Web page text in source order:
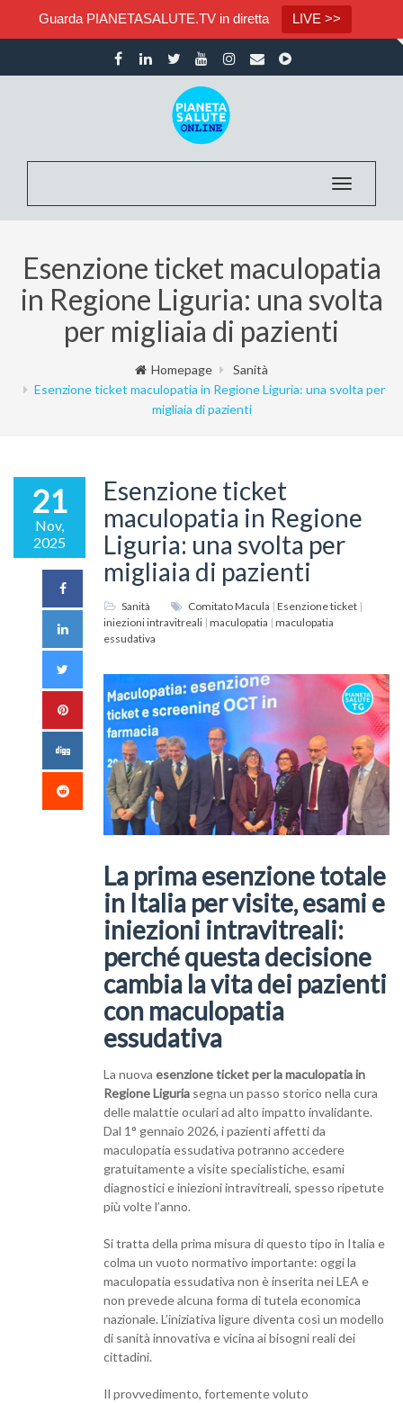
Guarda PIANETASALUTE.TV in diretta LIVE >>
Toggle
Esenzione ticket maculopatia
in Regione Liguria: una svolta
per migliaia di pazienti
Homepage
Sanità
Esenzione ticket maculopatia in Regione Liguria: una svolta per
migliaia di pazienti
21
Nov,
2025
Esenzione ticket
maculopatia in Regione
Liguria: una svolta per
migliaia di pazienti
Sanità Comitato Macula | Esenzione ticket |
iniezioni intravitreali | maculopatia | maculopatia
essudativa
La prima esenzione totale
in Italia per visite, esami e
iniezioni intravitreali:
perché questa decisione
cambia la vita dei pazienti
con maculopatia
essudativa
La nuova esenzione ticket per la maculopatia in
Regione Liguria segna un passo storico nella cura
delle malattie oculari ad alto impatto invalidante.
Dal 1° gennaio 2026, i pazienti affetti da
maculopatia essudativa potranno accedere
gratuitamente a visite specialistiche, esami
diagnostici e iniezioni intravitreali, spesso ripetute
più volte l’anno.
Si tratta della prima misura di questo tipo in Italia e
colma un vuoto normativo importante: oggi la
maculopatia essudativa non è inserita nei LEA e
non prevede alcuna forma di tutela economica
nazionale. L’iniziativa ligure diventa così un modello
di sanità innovativa e vicina ai bisogni reali dei
cittadini.
Il provvedimento, fortemente voluto